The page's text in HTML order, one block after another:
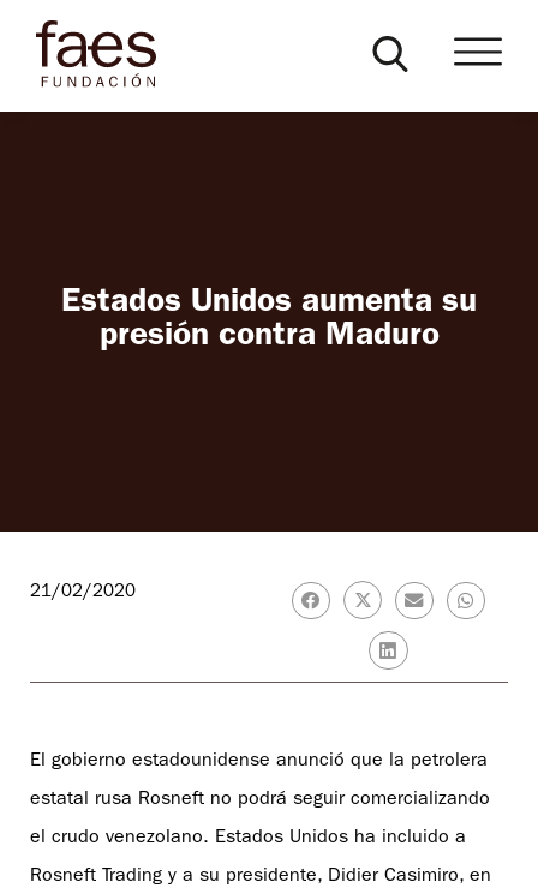
Estados Unidos aumenta su
presión contra Maduro
21/02/2020
El gobierno estadounidense anunció que la petrolera
estatal rusa Rosneft no podrá seguir comercializando
el crudo venezolano. Estados Unidos ha incluido a
Rosneft Trading y a su presidente, Didier Casimiro, en